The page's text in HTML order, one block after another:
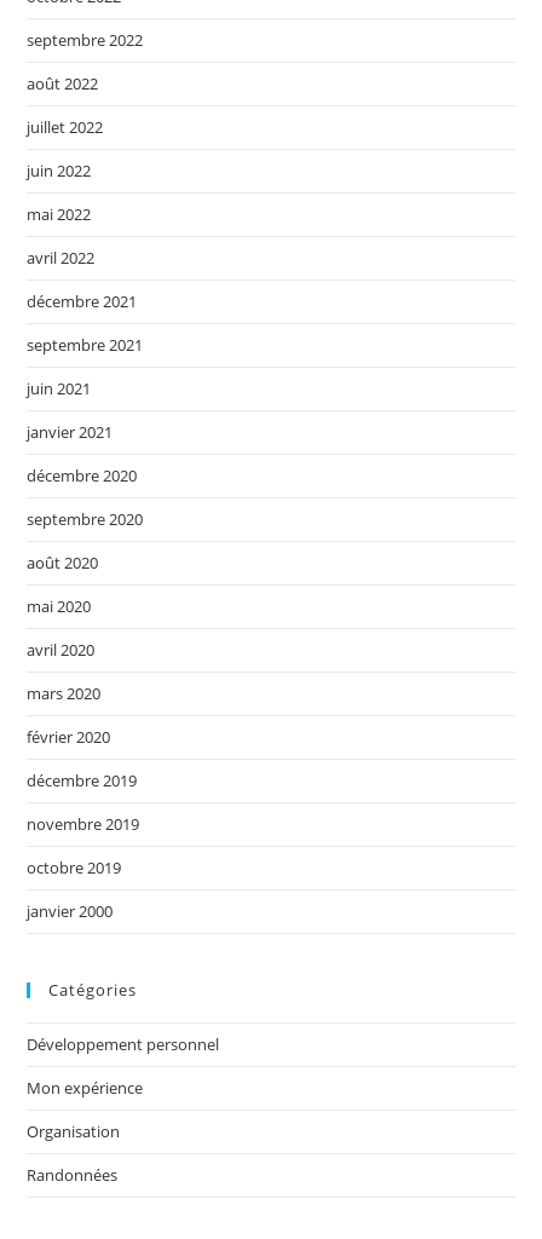
septembre 2022
août 2022
juillet 2022
juin 2022
mai 2022
avril 2022
décembre 2021
septembre 2021
juin 2021
janvier 2021
décembre 2020
septembre 2020
août 2020
mai 2020
avril 2020
mars 2020
février 2020
décembre 2019
novembre 2019
octobre 2019
janvier 2000
Catégories
Développement personnel
Mon expérience
Organisation
Randonnées